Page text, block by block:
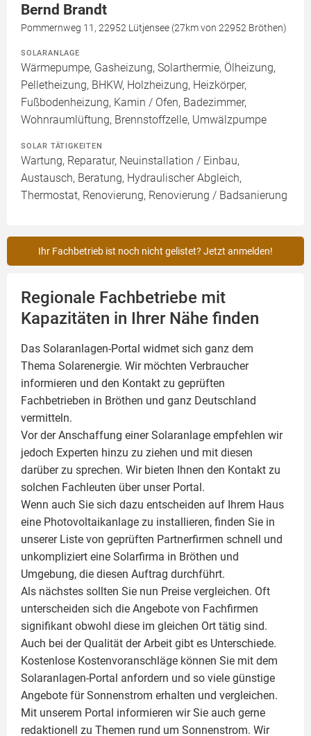
Bernd Brandt
Pommernweg 11, 22952 Lütjensee (27km von 22952 Bröthen)
SOLARANLAGE
Wärmepumpe, Gasheizung, Solarthermie, Ölheizung,
Pelletheizung, BHKW, Holzheizung, Heizkörper,
Fußbodenheizung, Kamin / Ofen, Badezimmer,
Wohnraumlüftung, Brennstoffzelle, Umwälzpumpe
SOLAR TÄTIGKEITEN
Wartung, Reparatur, Neuinstallation / Einbau,
Austausch, Beratung, Hydraulischer Abgleich,
Thermostat, Renovierung, Renovierung / Badsanierung
Ihr Fachbetrieb ist noch nicht gelistet? Jetzt anmelden!
Regionale Fachbetriebe mit
Kapazitäten in Ihrer Nähe finden
Das Solaranlagen-Portal widmet sich ganz dem
Thema Solarenergie. Wir möchten Verbraucher
informieren und den Kontakt zu geprüften
Fachbetrieben in Bröthen und ganz Deutschland
vermitteln.
Vor der Anschaffung einer Solaranlage empfehlen wir
jedoch Experten hinzu zu ziehen und mit diesen
darüber zu sprechen. Wir bieten Ihnen den Kontakt zu
solchen Fachleuten über unser Portal.
Wenn auch Sie sich dazu entscheiden auf Ihrem Haus
eine Photovoltaikanlage zu installieren, finden Sie in
unserer Liste von geprüften Partnerfirmen schnell und
unkompliziert eine Solarfirma in Bröthen und
Umgebung, die diesen Auftrag durchführt.
Als nächstes sollten Sie nun Preise vergleichen. Oft
unterscheiden sich die Angebote von Fachfirmen
signifikant obwohl diese im gleichen Ort tätig sind.
Auch bei der Qualität der Arbeit gibt es Unterschiede.
Kostenlose Kostenvoranschläge können Sie mit dem
Solaranlagen-Portal anfordern und so viele günstige
Angebote für Sonnenstrom erhalten und vergleichen.
Mit unserem Portal informieren wir Sie auch gerne
redaktionell zu Themen rund um Sonnenstrom. Wir